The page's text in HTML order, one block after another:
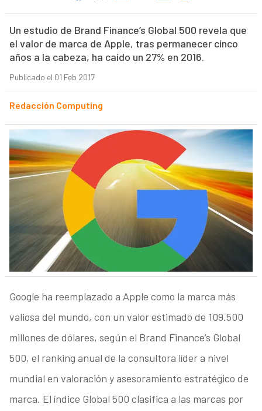
Un estudio de Brand Finance’s Global 500 revela que
el valor de marca de Apple, tras permanecer cinco
años a la cabeza, ha caído un 27% en 2016.
Publicado el 01 Feb 2017
Redacción Computing
Google ha reemplazado a Apple como la marca más
valiosa del mundo, con un valor estimado de 109.500
millones de dólares, según el Brand Finance’s Global
500, el ranking anual de la consultora líder a nivel
mundial en valoración y asesoramiento estratégico de
marca. El índice Global 500 clasifica a las marcas por